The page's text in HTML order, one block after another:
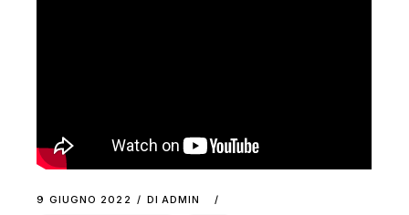
9 GIUGNO 2022 DI ADMIN